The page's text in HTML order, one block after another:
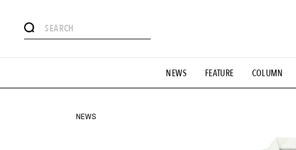
NEWS FEATURE COLUMN
#憧れの逸品 #ESSENTIAL DESIGNS
#GH 銘品の所以 #フイナムのYouTube #Commune H
#HANDSOME HANDBOOK
NEWS